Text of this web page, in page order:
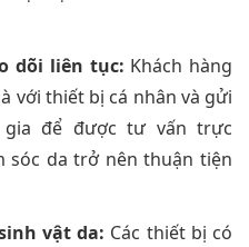
dõi liên tục: Khách hàng
với thiết bị cá nhân và gửi
để được tư vấn trực
sóc da trở nên thuận tiện
vật da: Các thiết bị có